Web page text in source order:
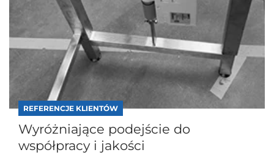
REFERENCJE KLIENTÓW
Wyróżniające podejście do
współpracy i jakości